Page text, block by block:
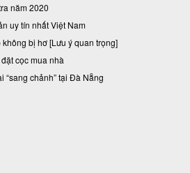
năm 2020
uy tín nhất Việt Nam
bị hơ [Lưu ý quan trọng]
cọc mua nhà
“sang chảnh” tại Đà Nẵng